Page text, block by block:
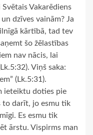
Vakarēdiens
dzīves vainām? Ja
kārtībā, tad tev
šo žēlastības
nav nācis, lai
Viņš saka:
(Lk.5:31).
ieteiktu doties pie
to darīt, jo esmu tik
Es esmu tik
ārstu. Vispirms man